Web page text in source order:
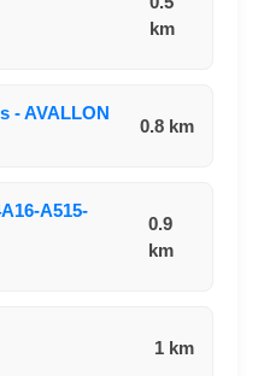
km
- AVALLON
0.8 km
A515-
0.9
km
1 km